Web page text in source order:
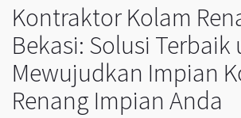
Kontraktor Kolam
Bekasi: Solusi
Mewujudkan Impian
Renang Impian Anda